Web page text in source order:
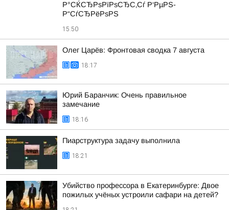
Р°СЌСЂРѕРїРѕСЂС‚Сѓ Р‘РµРЅ-
Р“СѓСЂРёРѕРЅ
15:50
Олег Царёв: Фронтовая сводка 7 августа
18:17
Юрий Баранчик: Очень правильное
замечание
18:16
Пиарструктура задачу выполнила
18:21
Убийство профессора в Екатеринбурге: Двое
пожилых учёных устроили сафари на детей?